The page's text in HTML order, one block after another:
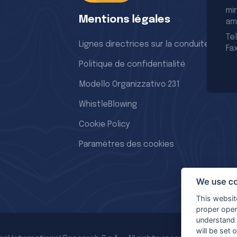
Mentions légales
Lignes directrices sur la conduite des
Politique de confidentialité
Modello Organizzativo 231
WhistleBlowing
Cookie Policy
Paramètres des cookies
We use
This
proper
will be set